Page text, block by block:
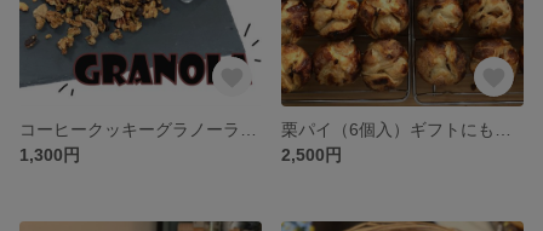
1,300円
2,500円